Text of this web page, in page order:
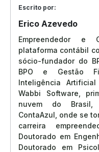
Escrito por:
Erico Azevedo
Empreendedor e
plataforma contábil
sócio-fundador do
BPO e Gestão
Inteligência
Wabbi Software,
nuvem do Brasil,
ContaAzul, onde se
carreira
Doutorado em
Doutorado em